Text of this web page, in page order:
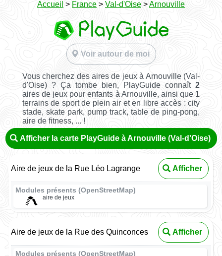
Accueil > France > Val-d'Oise >Arnouville
Voir autour de moi
Vous cherchez des aires de jeux à Arnouville (Val-
d'Oise) ? Ça tombe bien, PlayGuide connaît2
aires de jeux pour enfants à Arnouville, ainsi que 1
terrains de sport de plein air et en libre accès : city
stade, skate park, pump track, table de ping-pong,
aire de fitness, ... !
Afficher la carte PlayGuide à Arnouville (Val-d'Oise)
Aire de jeux de la Rue Léo Lagrange Afficher
Modules présents (OpenStreetMap)
aire de jeux
Aire de jeux de la Rue des Quinconces Afficher
Modules présents (OpenStreetMap)